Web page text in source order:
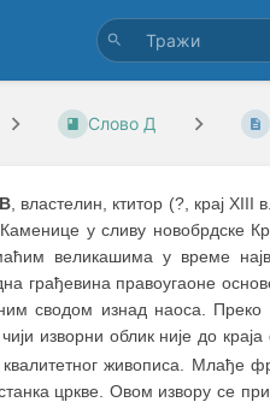
Слово Д
, властелин, ктитор (?, крај XIII
Каменице у сливу новобрдске
великашима у време
грађевина правоугаоне
сводом изнад наоса. Преко
изворни облик није до
живописа. Млађе
цркве. Овом извору се